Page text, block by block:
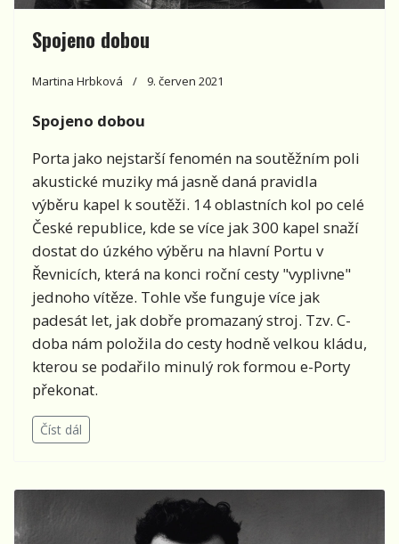
Spojeno dobou
Martina Hrbková 9. červen 2021
Spojeno dobou
Porta jako nejstarší fenomén na soutěžním poli
akustické muziky má jasně daná pravidla
výběru kapel k soutěži. 14 oblastních kol po celé
České republice, kde se více jak 300 kapel snaží
dostat do úzkého výběru na hlavní Portu v
Řevnicích, která na konci roční cesty "vyplivne"
jednoho vítěze. Tohle vše funguje více jak
padesát let, jak dobře promazaný stroj. Tzv. C-
doba nám položila do cesty hodně velkou kládu,
kterou se podařilo minulý rok formou e-Porty
překonat.
Číst dál